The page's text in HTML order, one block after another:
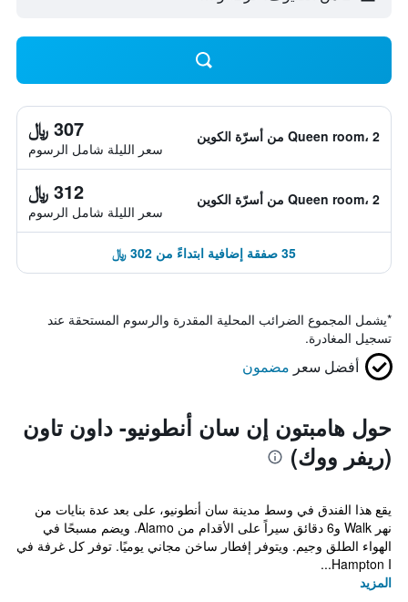
Queen room، 2 من أسرّة الكوين 307 ﷼
سعر الليلة شامل الرسوم
Queen room، 2 من أسرّة الكوين 312 ﷼
سعر الليلة شامل الرسوم
35 صفقة إضافية ابتداءً من 302 ﷼
*يشمل المجموع الضرائب المحلية المقدرة والرسوم المستحقة عند
تسجيل المغادرة.
أفضل سعر مضمون
حول هامبتون إن سان أنطونيو- داون تاون
(ريفر ووك)
يقع هذا الفندق في وسط مدينة سان أنطونيو، على بعد عدة بنايات من
نهر Walk و6 دقائق سيراً على الأقدام من Alamo. ويضم مسبحًا في
الهواء الطلق وجيم. ويتوفر إفطار ساخن مجاني يوميًا. توفر كل غرفة في
Hampton I...
المزيد